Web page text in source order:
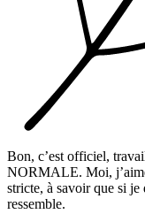
Bon, c’est officiel,
NORMALE. Moi,
stricte, à savoir que si je
ressemble.